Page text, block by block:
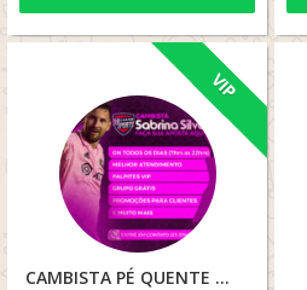
VIP
CAMBISTA PÉ QUENTE